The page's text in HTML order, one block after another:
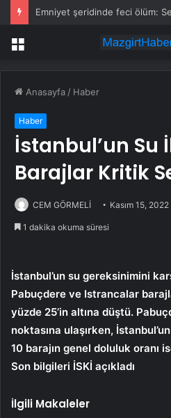
Menü
Anasayfa / Haber
Haber
İstanbul’un Su
Barajlar Kritik
CEM GÖRMELİ Kasım 15, 2022
1 dakika okuma süresi
İstanbul’un su gereksinimini
Pabuçdere ve Istrancalar
yüzde 25’in altına düştü.
noktasına ulaşırken,
10 barajın genel doluluk oranı
Son bilgileri İSKİ açıkladı
İlgili Makaleler